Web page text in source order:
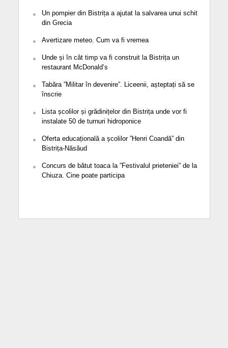
Un pompier din Bistrița a ajutat la salvarea unui schit
din Grecia
Avertizare meteo. Cum va fi vremea
Unde și în cât timp va fi construit la Bistrița un
restaurant McDonald’s
Tabăra ”Militar în devenire”. Liceenii, așteptați să se
înscrie
Lista școlilor și grădinițelor din Bistrița unde vor fi
instalate 50 de turnuri hidroponice
Oferta educațională a școlilor ”Henri Coandă” din
Bistrița-Năsăud
Concurs de bătut toaca la ”Festivalul prieteniei” de la
Chiuza. Cine poate participa